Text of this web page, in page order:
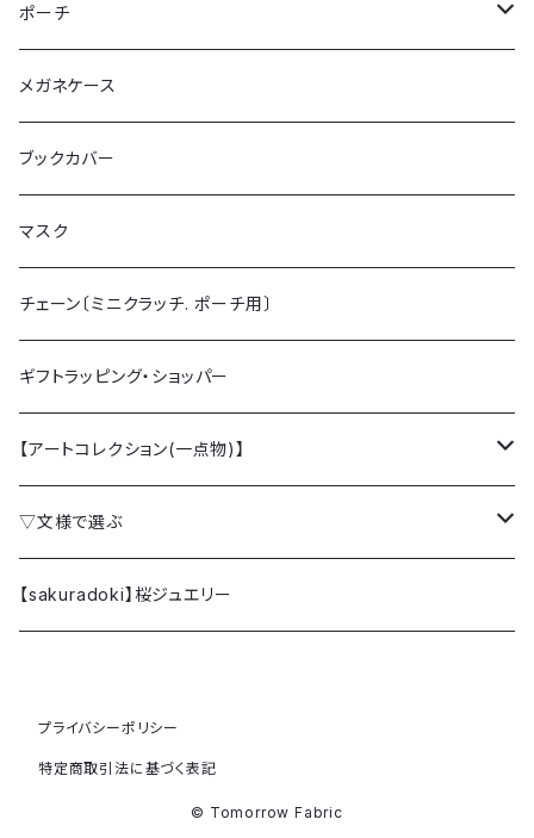
ショルダーバッグ
ミニクラッチバッグ
ミニ財布 (カードケース)
チェーン付ミニ財布
がま口財布
ポーチ
ポーチL
ポーチS
メガネケース
ブックカバー
マスク
チェーン〔ミニクラッチ. ポーチ用〕
ギフトラッピング・ショッパー
【アートコレクション(一点物)】
クラッチバッグ
ミニクラッチバッグ
ファブリックパネル (額縁)
▽文様で選ぶ
桜 SAKURA
椿 TSUBAKI
【sakuradoki】桜ジュエリー
プライバシーポリシー
特定商取引法に基づく表記
© Tomorrow Fabric